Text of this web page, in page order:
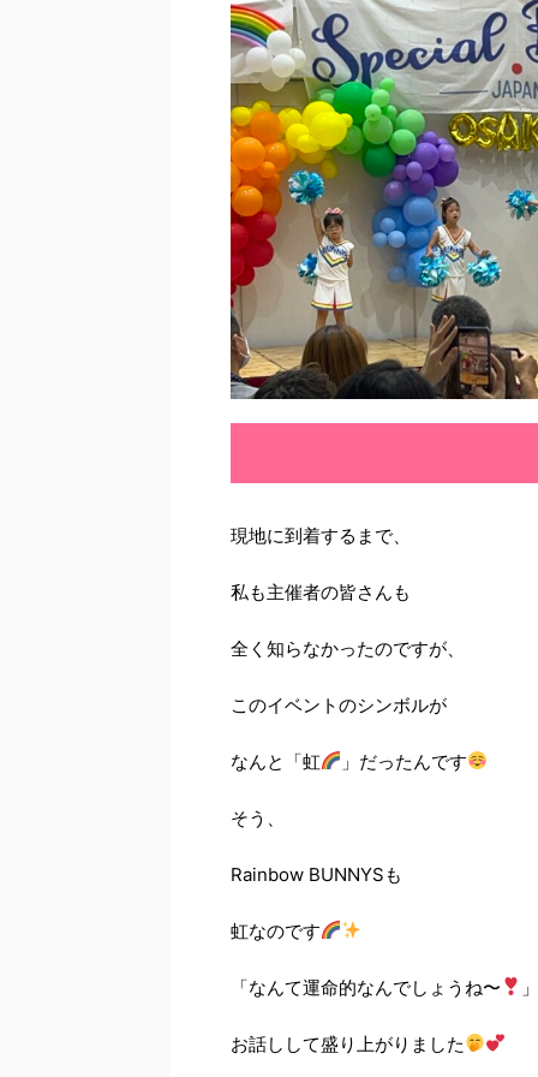
現地に到着するまで、
私も主催者の皆さんも
全く知らなかったのですが、
このイベントのシンボルが
なんと「虹 」だったんです
そう、
Rainbow BUNNYSも
虹なのです
「なんて運命的なんでしょうね〜
お話しして盛り上がりました